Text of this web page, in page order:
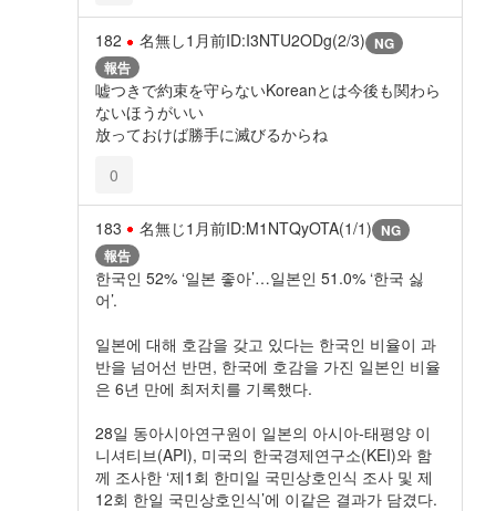
182 名無し1月前ID:I3NTU2ODg(2/3) NG
報告
嘘つきで約束を守らないKoreanとは今後も関わら
ないほうがいい
放っておけば勝手に滅びるからね
0
183 名無じ1月前ID:M1NTQyOTA(1/1) NG
報告
한국인 52% ‘일본 좋아’…일본인 51.0% ‘한국 싫
어’.
일본에 대해 호감을 갖고 있다는 한국인 비율이 과
반을 넘어선 반면, 한국에 호감을 가진 일본인 비율
은 6년 만에 최저치를 기록했다.
28일 동아시아연구원이 일본의 아시아-태평양 이
니셔티브(API), 미국의 한국경제연구소(KEI)와 함
께 조사한 ‘제1회 한미일 국민상호인식 조사 및 제
12회 한일 국민상호인식’에 이같은 결과가 담겼다.